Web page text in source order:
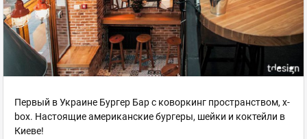
Первый в Украине Бургер Бар с коворкинг пространством, x-
box. Настоящие американские бургеры, шейки и коктейли в
Киеве!